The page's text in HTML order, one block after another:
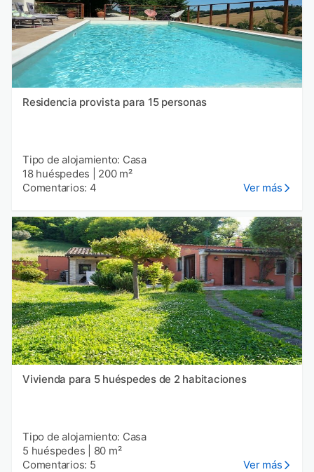
Residencia provista para 15 personas
Tipo de alojamiento: Casa
18 huéspedes
200 m²
Comentarios: 4
Ver más
Vivienda para 5 huéspedes de 2 habitaciones
Tipo de alojamiento: Casa
5 huéspedes
80 m²
Comentarios: 5
Ver más